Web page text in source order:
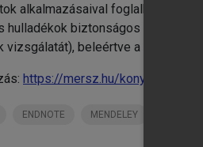
alkalmazásaival foglalkoznak.
hulladékok biztonságos
vizsgálatát), beleértve a sugárzás
https://mersz.hu/konya-mnagy-
ENDNOTE MENDELEY